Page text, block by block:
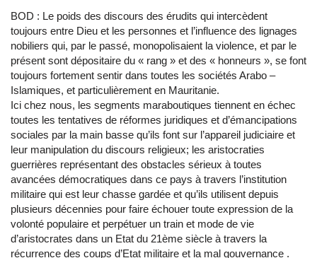
BOD : Le poids des discours des érudits qui intercèdent
toujours entre Dieu et les personnes et l’influence des lignages
nobiliers qui, par le passé, monopolisaient la violence, et par le
présent sont dépositaire du « rang » et des « honneurs », se font
toujours fortement sentir dans toutes les sociétés Arabo –
Islamiques, et particulièrement en Mauritanie.
Ici chez nous, les segments maraboutiques tiennent en échec
toutes les tentatives de réformes juridiques et d’émancipations
sociales par la main basse qu’ils font sur l’appareil judiciaire et
leur manipulation du discours religieux; les aristocraties
guerrières représentant des obstacles sérieux à toutes
avancées démocratiques dans ce pays à travers l’institution
militaire qui est leur chasse gardée et qu’ils utilisent depuis
plusieurs décennies pour faire échouer toute expression de la
volonté populaire et perpétuer un train et mode de vie
d’aristocrates dans un Etat du 21ème siècle à travers la
récurrence des coups d’Etat militaire et la mal gouvernance .